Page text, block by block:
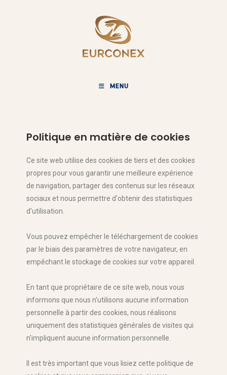
MENU
Politique en matière de cookies
Ce site web utilise des cookies de tiers et des cookies
propres pour vous garantir une meilleure expérience
de navigation, partager des contenus sur les réseaux
sociaux et nous permettre d'obtenir des statistiques
d'utilisation.
Vous pouvez empêcher le téléchargement de cookies
par le biais des paramètres de votre navigateur, en
empêchant le stockage de cookies sur votre appareil.
En tant que propriétaire de ce site web, nous vous
informons que nous n'utilisons aucune information
personnelle à partir des cookies, nous réalisons
uniquement des statistiques générales de visites qui
n'impliquent aucune information personnelle.
Il est très important que vous lisiez cette politique de